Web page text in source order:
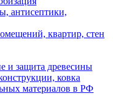
антисептики,
квартир, стен
и защита древесины
ковка
материалов в РФ